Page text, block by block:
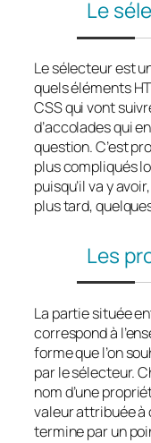
Le
Le sélecteur est
quels éléments
CSS qui vont
d’accolades qui
question. C’est
plus compliqués
puisqu’il va y
plus tard,
Les
La partie située
correspond à
forme que l’on
par le sélecteur.
nom d’une
valeur attribuée
termine par un